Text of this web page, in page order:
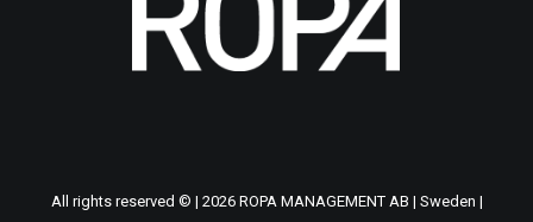
All rights reserved © | 2026 ROPA MANAGEMENT AB | Sweden |